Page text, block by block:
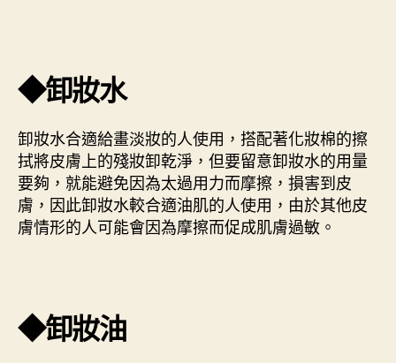
◆卸妝水
卸妝水合適給畫淡妝的人使用，搭配著化妝棉的擦
拭將皮膚上的殘妝卸乾淨，但要留意卸妝水的用量
要夠，就能避免因為太過用力而摩擦，損害到皮
膚，因此卸妝水較合適油肌的人使用，由於其他皮
膚情形的人可能會因為摩擦而促成肌膚過敏。
◆卸妝油